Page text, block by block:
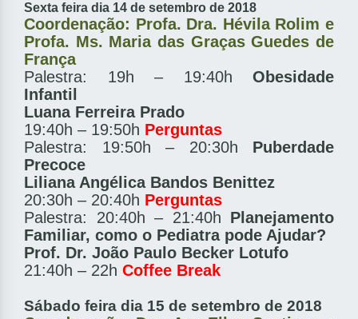
Sexta feira dia 14 de setembro de 2018
Coordenação: Profa. Dra. Hévila Rolim e
Profa. Ms. Maria das Graças Guedes de
França
Palestra: 19h – 19:40h Obesidade
Infantil
Luana Ferreira Prado
19:40h – 19:50h Perguntas
Palestra: 19:50h – 20:30h Puberdade
Precoce
Liliana Angélica Bandos Benittez
20:30h – 20:40h Perguntas
Palestra: 20:40h – 21:40h Planejamento
Familiar, como o Pediatra pode Ajudar?
Prof. Dr. João Paulo Becker Lotufo
21:40h – 22h Coffee Break
Sábado feira dia 15 de setembro de 2018